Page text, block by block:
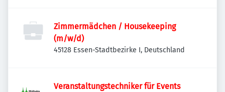
Zimmermädchen / Housekeeping
(m/w/d)
45128 Essen-Stadtbezirke I, Deutschland
Veranstaltungstechniker für Events